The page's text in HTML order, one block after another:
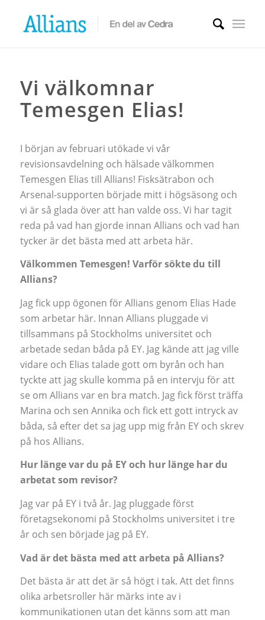
Vi välkomnar
Temesgen Elias!
I början av februari utökade vi vår
revisionsavdelning och hälsade välkommen
Temesgen Elias till Allians! Fisksätrabon och
Arsenal-supporten började mitt i högsäsong och
vi är så glada över att han valde oss. Vi har tagit
reda på vad han gjorde innan Allians och vad han
tycker är det bästa med att arbeta här.
Välkommen Temesgen! Varför sökte du till
Allians?
Jag fick upp ögonen för Allians genom Elias Hade
som arbetar här. Innan Allians pluggade vi
tillsammans på Stockholms universitet och
arbetade sedan båda på EY. Jag kände att jag ville
vidare och Elias talade gott om byrån och han
tyckte att jag skulle komma på en intervju för att
se om Allians var en bra match. Jag fick först träffa
Marina och sen Annika och fick ett gott intryck av
båda, så efter det sa jag upp mig från EY och skrev
på hos Allians.
Hur länge var du på EY och hur länge har du
arbetat som revisor?
Jag var på EY i två år. Jag pluggade först
företagsekonomi på Stockholms universitet i tre
år och sen började jag på EY.
Vad är det bästa med att arbeta på Allians?
Det bästa är att det är så högt i tak. Att det finns
olika arbetsroller här märks inte av i
kommunikationen utan det känns som att man